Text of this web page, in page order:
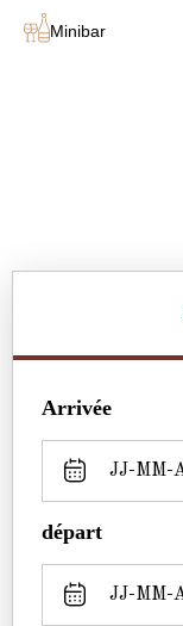
Minibar
Arrivée
départ